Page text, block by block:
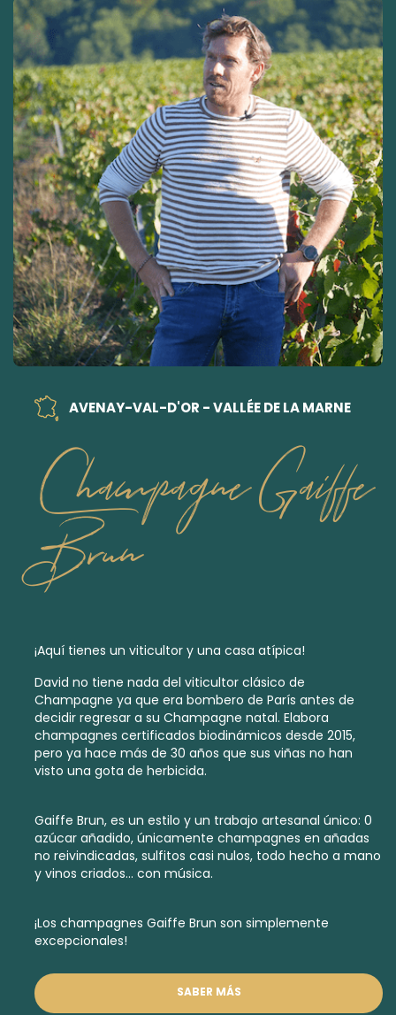
AVENAY-VAL-D'OR - VALLÉE DE LA MARNE
Champagne Gaiffe
Brun
¡Aquí tienes un viticultor y una casa atípica!
David no tiene nada del viticultor clásico de
Champagne ya que era bombero de París antes de
decidir regresar a su Champagne natal. Elabora
champagnes certificados biodinámicos desde 2015,
pero ya hace más de 30 años que sus viñas no han
visto una gota de herbicida.
Gaiffe Brun, es un estilo y un trabajo artesanal único: 0
azúcar añadido, únicamente champagnes en añadas
no reivindicadas, sulfitos casi nulos, todo hecho a mano
y vinos criados... con música.
¡Los champagnes Gaiffe Brun son simplemente
excepcionales!
SABER MÁS